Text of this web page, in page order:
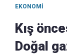
EKONOMI
Kış
Doğal